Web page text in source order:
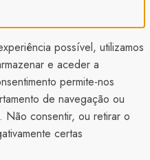
possível, utilizamos
e aceder a
permite-nos
de navegação ou
Não consentir, ou retirar o
certas